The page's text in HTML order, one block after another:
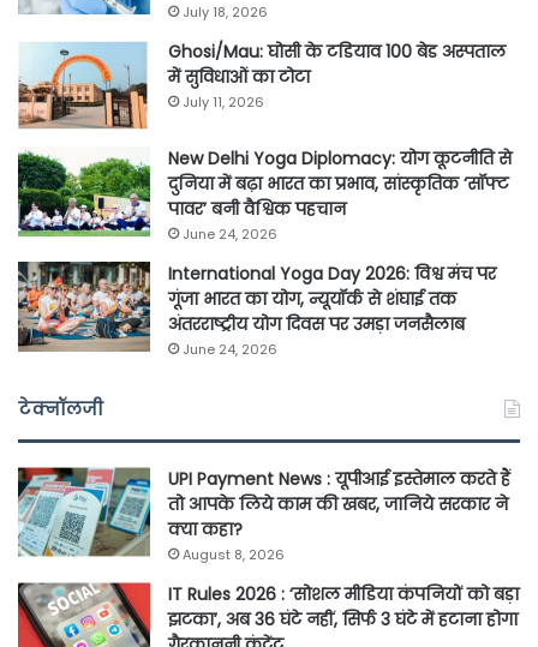
July 18, 2026
Ghosi/Mau: घोसी के टडियाव 100 बेड अस्पताल
में सुविधाओं का टोटा
July 11, 2026
New Delhi Yoga Diplomacy: योग कूटनीति से
दुनिया में बढ़ा भारत का प्रभाव, सांस्कृतिक ‘सॉफ्ट
पावर’ बनी वैश्विक पहचान
June 24, 2026
International Yoga Day 2026: विश्व मंच पर
गूंजा भारत का योग, न्यूयॉर्क से शंघाई तक
अंतरराष्ट्रीय योग दिवस पर उमड़ा जनसैलाब
June 24, 2026
टेक्नॉलजी
UPI Payment News : यूपीआई इस्तेमाल करते हैं
तो आपके लिये काम की खबर, जानिये सरकार ने
क्या कहा?
August 8, 2026
IT Rules 2026 : ‘सोशल मीडिया कंपनियों को बड़ा
झटका’, अब 36 घंटे नहीं, सिर्फ 3 घंटे में हटाना होगा